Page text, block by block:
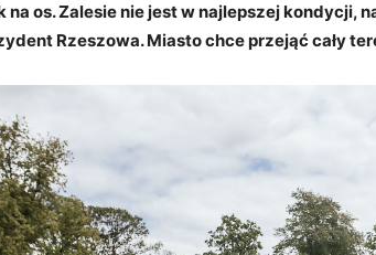
na os. Zalesie nie jest w najlepszej kondycji,
Rzeszowa. Miasto chce przejąć cały